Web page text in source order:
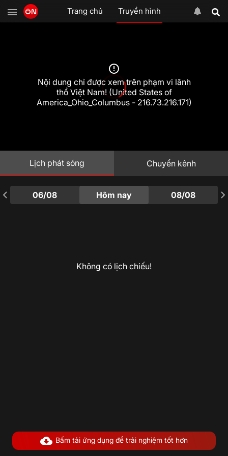
Trang chủ Truyền hình
Nội dung chỉ được xem trên phạm vi lãnh
thổ Việt Nam! (United States of
America_Ohio_Columbus - 216.73.216.171)
Lịch phát sóng Chuyển kênh
06/08 Hôm nay 08/08
Không có lịch chiếu!
Bấm tải ứng dụng để trải nghiệm tốt hơn